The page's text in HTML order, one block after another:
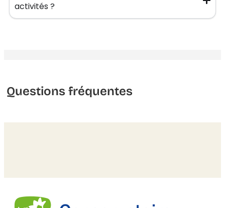
activités ?
Questions fréquentes